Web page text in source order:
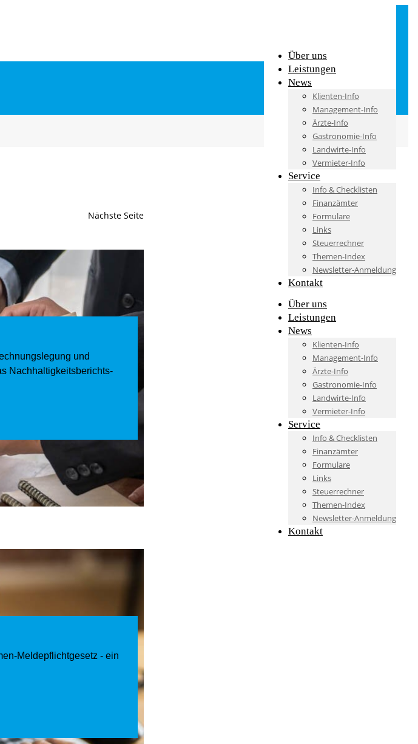
Über uns
Leistungen
News
Klienten-Info
Management-Info
Ärzte-Info
Gastronomie-Info
Landwirte-Info
Vermieter-Info
Service
Info & Checklisten
Finanzämter
Formulare
Links
Steuerrechner
Themen-Index
Newsletter-Anmeldung
Kontakt
Über uns
Leistungen
News
Klienten-Info
Management-Info
Ärzte-Info
Gastronomie-Info
Landwirte-Info
Vermieter-Info
Service
Info & Checklisten
Finanzämter
Formulare
Links
Steuerrechner
Themen-Index
Newsletter-Anmeldung
Kontakt
Nächste Seite
und
Nachhaltigkeits­berichts­
Meldepflichtgesetz - ein